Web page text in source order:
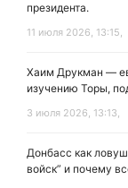
президента.
11 июля 2026, 13:15,
Хаим Друкман —
изучению Торы,
3 июля 2026, 13:13,
Донбасс как
войск” и почему